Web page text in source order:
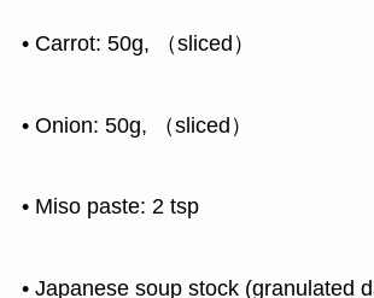
• Carrot: 50g, （sliced）
• Onion: 50g, （sliced）
• Miso paste: 2 tsp
• Japanese soup stock (granulated